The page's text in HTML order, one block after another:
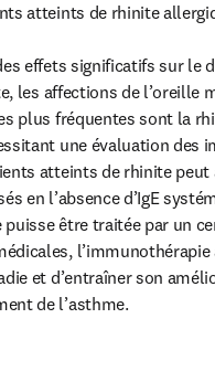
atteints de rhinite
effets significatifs sur le
les affections de l’oreille
plus fréquentes sont la
une évaluation des
atteints de rhinite
en l’absence d’IgE
être traitée par un
et d’entraîner son
de l’asthme.